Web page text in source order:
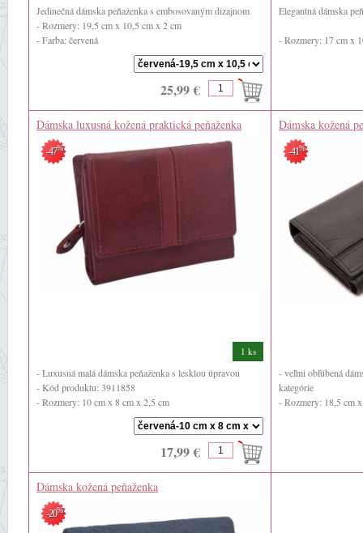
Jedinečná dámska peňaženka s embosovaným dizajnom
- Rozmery: 19,5 cm x 10,5 cm x 2 cm
- Farba: červená
25,99 €
Elegantná dámska
- Rozmery: 17 cm x
Dámska luxusná kožená praktická peňaženka
červená farba
-47%
1 ks
- Luxusná malá dámska peňaženka s lesklou úpravou
- Kód produktu: 3911858
- Rozmery: 10 cm x 8 cm x 2,5 cm
17,99 €
Dámska kožená
-41%
- veľmi obľúbená
kategórie
- Rozmery: 18,5 cm
Dámska kožená peňaženka
-20%